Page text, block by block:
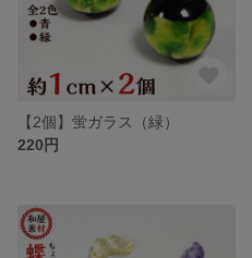
【2個】蛍ガラス（緑）
220円